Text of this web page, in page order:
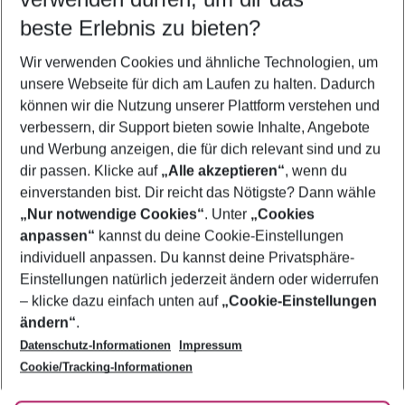
5-8 Nächte
2 Erwachsene Keine Kinder
Mehr Filter anzeigen
Footer
Footer navigation
Über uns
AGB
Bestpreisgarantie
Cookie-Einstellungen ändern
Cookie-Richtlinie
Agenturbetreuung
Barrierefreies Reisen
Folge uns
beste Erlebnis zu bieten?
Wir verwenden Cookies und ähnliche Technologien, um
unsere Webseite für dich am Laufen zu halten. Dadurch
können wir die Nutzung unserer Plattform verstehen und
verbessern, dir Support bieten sowie Inhalte, Angebote
und Werbung anzeigen, die für dich relevant sind und zu
dir passen. Klicke auf „Alle akzeptieren“, wenn du
einverstanden bist. Dir reicht das Nötigste? Dann wähle
„Nur notwendige Cookies“. Unter „Cookies
anpassen“ kannst du deine Cookie-Einstellungen
individuell anpassen. Du kannst deine Privatsphäre-
Einstellungen natürlich jederzeit ändern oder widerrufen
– klicke dazu einfach unten auf „Cookie-Einstellungen
ändern“.
Datenschutz-Informationen
Impressum
Cookie/Tracking-Informationen